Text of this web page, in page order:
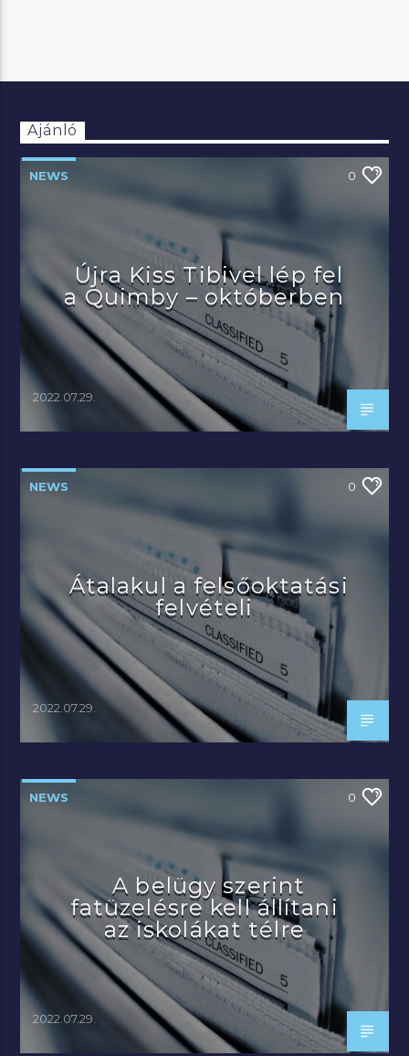
Ajánló
NEWS 0
Újra Kiss Tibivel lép fel
a Quimby – októberben
2022.07.29.
NEWS 0
Átalakul a felsőoktatási
felvételi
2022.07.29.
NEWS 0
A belügy szerint
fatüzelésre kell állítani
az iskolákat télre
2022.07.29.